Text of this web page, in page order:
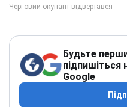
Будьте
підпишіться
Google